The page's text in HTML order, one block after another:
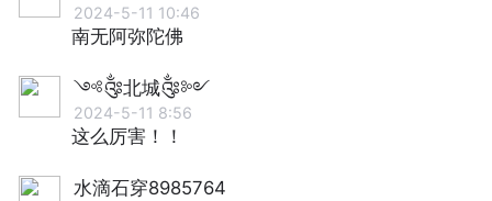
2024-5-11 10:46
南无阿弥陀佛
༺༂北城༂༻
2024-5-11 8:56
这么厉害！！
水滴石穿8985764